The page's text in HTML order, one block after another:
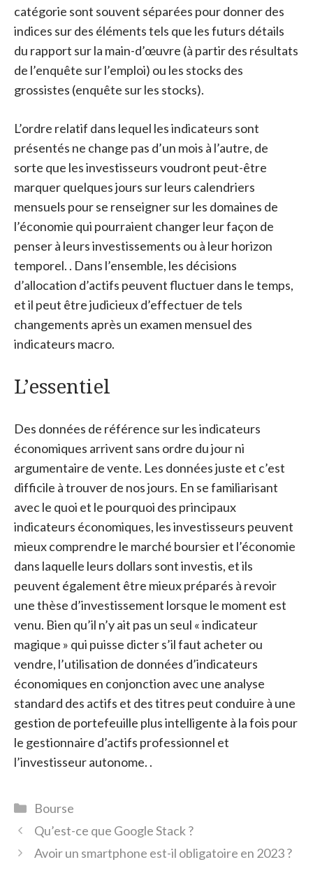
catégorie sont souvent séparées pour donner des
indices sur des éléments tels que les futurs détails
du rapport sur la main-d’œuvre (à partir des résultats
de l’enquête sur l’emploi) ou les stocks des
grossistes (enquête sur les stocks).
L’ordre relatif dans lequel les indicateurs sont
présentés ne change pas d’un mois à l’autre, de
sorte que les investisseurs voudront peut-être
marquer quelques jours sur leurs calendriers
mensuels pour se renseigner sur les domaines de
l’économie qui pourraient changer leur façon de
penser à leurs investissements ou à leur horizon
temporel. . Dans l’ensemble, les décisions
d’allocation d’actifs peuvent fluctuer dans le temps,
et il peut être judicieux d’effectuer de tels
changements après un examen mensuel des
indicateurs macro.
L’essentiel
Des données de référence sur les indicateurs
économiques arrivent sans ordre du jour ni
argumentaire de vente. Les données juste et c’est
difficile à trouver de nos jours. En se familiarisant
avec le quoi et le pourquoi des principaux
indicateurs économiques, les investisseurs peuvent
mieux comprendre le marché boursier et l’économie
dans laquelle leurs dollars sont investis, et ils
peuvent également être mieux préparés à revoir
une thèse d’investissement lorsque le moment est
venu. Bien qu’il n’y ait pas un seul « indicateur
magique » qui puisse dicter s’il faut acheter ou
vendre, l’utilisation de données d’indicateurs
économiques en conjonction avec une analyse
standard des actifs et des titres peut conduire à une
gestion de portefeuille plus intelligente à la fois pour
le gestionnaire d’actifs professionnel et
l’investisseur autonome. .
Catégories
Bourse
Qu’est-ce que Google Stack ?
Avoir un smartphone est-il obligatoire en 2023 ?